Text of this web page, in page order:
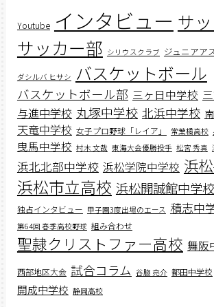
Youtube インタビュー サ
サッカー部 シリウスクラブ ジュニアア
ダシルバ ヒサシ バスケットボール
バスケットボール部 三ヶ日中学校
与進中学校 丸塚中学校 北浜中学校
天竜中学校 女子プロ野球「レイア」 常葉橘高校
曳馬中学校 村木 文哉 東海大会優勝投手 松宮 秀真
浜北北部中学校 浜松学院中学校 浜
浜松市立高校 浜松開誠館中学校
独占インタビュー 甲子園3度出場のエース 積志中
第64回 春季高校野球 組み合わせ
聖隷クリストファー高校 舞阪
西部地区大会 試合コラム 谷脇 亮介 都田中学校
開成中学校 静岡高校